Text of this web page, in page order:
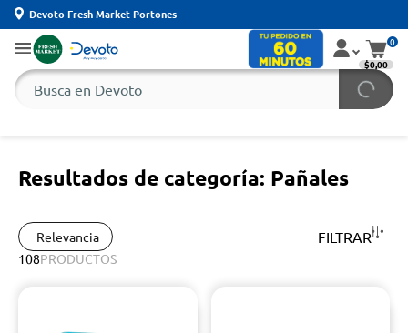
Devoto Fresh Market Portones
0
$0,00
Resultados de categoría: Pañales
Relevancia FILTRAR
108PRODUCTOS